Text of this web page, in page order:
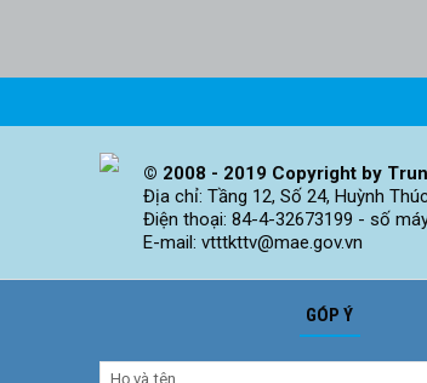
© 2008 - 2019 Copyright by
Địa chỉ: Tầng 12, Số 24, Huỳnh
Điện thoại: 84-4-32673199 - số
E-mail: vtttkttv@mae.gov.vn
GÓP Ý